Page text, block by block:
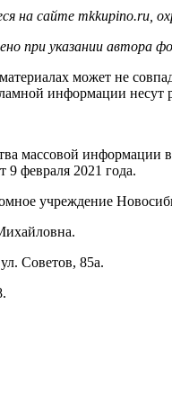
на сайте mkkupino.ru,
при указании автора
может не
информации несут
массовой
февраля 2021 года.
учреждение
Советов, 85а.